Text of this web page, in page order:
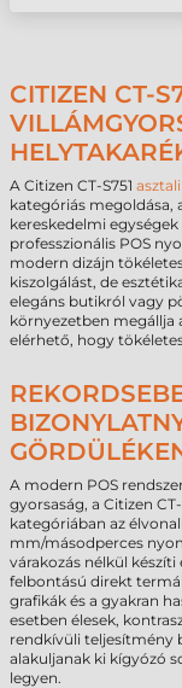
CITIZEN CT-
A Citizen CT-S751
kategóriás megoldása,
kereskedelmi
professzionális POS
modern dizájn
kiszolgálást, de
elegáns butikról vagy
környezetben megállja
elérhető, hogy
A modern POS
gyorsaság, a Citizen
kategóriában az
mm/másodperces
várakozás nélkül
felbontású direkt
grafikák és a gyakran
esetben élesek,
rendkívüli teljesítmény
alakuljanak ki kígyózó
legyen.